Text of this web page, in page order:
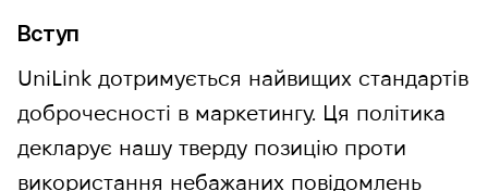
Вступ
UniLink дотримується найвищих стандартів
доброчесності в маркетингу. Ця політика
декларує нашу тверду позицію проти
використання небажаних повідомлень